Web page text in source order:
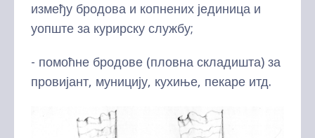
између бродова и копнених јединица и
уопште за курирску службу;
- помоћне бродове (пловна складишта) за
провијант, муницију, кухиње, пекаре итд.